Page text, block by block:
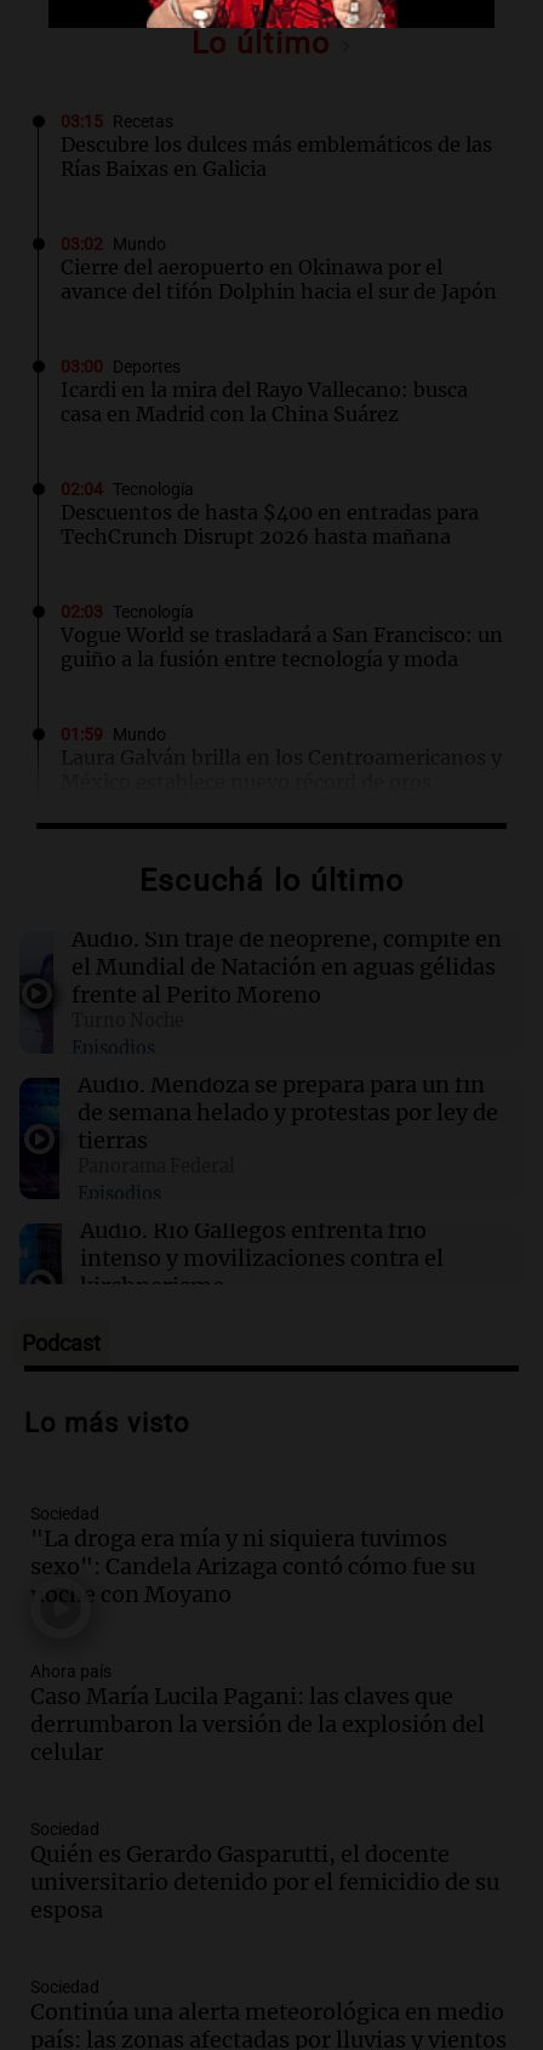
Lo último
03:15 Recetas
Descubre los dulces más emblemáticos de las
Rías Baixas en Galicia
03:02 Mundo
Cierre del aeropuerto en Okinawa por el
avance del tifón Dolphin hacia el sur de Japón
03:00 Deportes
Icardi en la mira del Rayo Vallecano: busca
casa en Madrid con la China Suárez
02:04 Tecnología
Descuentos de hasta $400 en entradas para
TechCrunch Disrupt 2026 hasta mañana
02:03 Tecnología
Vogue World se trasladará a San Francisco: un
guiño a la fusión entre tecnología y moda
01:59 Mundo
Laura Galván brilla en los Centroamericanos y
La fertilización podría depender del trabajo en
estudio
01:24 Mundo
varios heridos tras el ataque
01:09 Mundo
La transformación de Hanói: modernización
Escuchá lo último
Audio. Sin traje de neoprene, compite en
el Mundial de Natación en aguas gélidas
frente al Perito Moreno
Episodios
Audio. Mendoza se prepara para un fin
de semana helado y protestas por ley de
tierras
Episodios
Audio. Río Gallegos enfrenta frío
intenso y movilizaciones contra el
kirchnerismo
Episodios
Audio.Debate en el Senado sobre
la soberanía digital en Argentina
Audio.
de semana helado y ciudadanos
marchan contra reforma de tierras
Panorama Federal
Audio.
El "Mono" de Kapanga
adelantó su show en Rosario.
Viva la Radio Rosario
Episodios
en suspenso a hombre por simular robo
de recaudación en San Luis
Panorama Federal
Episodios
ayuda por problemas de fertilidad y la
ostentación de millonarios
Amamos Argentina
Podcast
Lo más visto
Sociedad
"La droga era mía y ni siquiera tuvimos
sexo": Candela Arizaga contó cómo fue su
noche con Moyano
Ahora país
Caso María Lucila Pagani: las claves que
derrumbaron la versión de la explosión del
celular
Sociedad
Quién es Gerardo Gasparutti, el docente
universitario detenido por el femicidio de su
esposa
Sociedad
Continúa una alerta meteorológica en medio
país: las zonas afectadas por lluvias y vientos